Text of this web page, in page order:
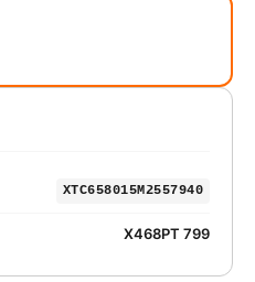
XTC658015M2557940
Х468РТ 799